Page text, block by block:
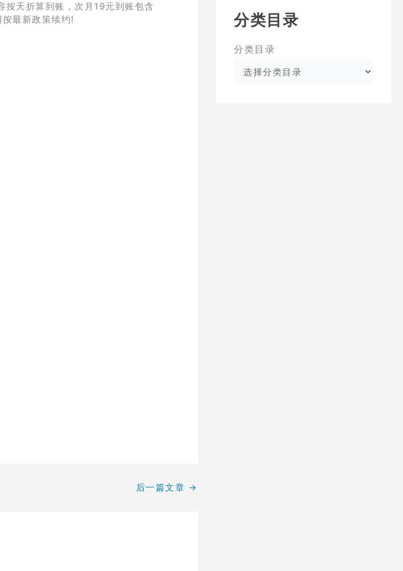
天折算到账，次月19元到账包含
最新政策续约!
后一篇文章 →
分类目录
分类目录